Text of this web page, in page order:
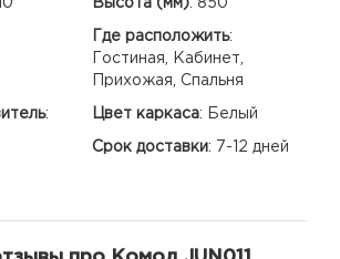
Высота (мм): 850
Где расположить:
Гостиная, Кабинет,
Прихожая, Спальня
:
Цвет каркаса: Белый
Срок доставки: 7-12 дней